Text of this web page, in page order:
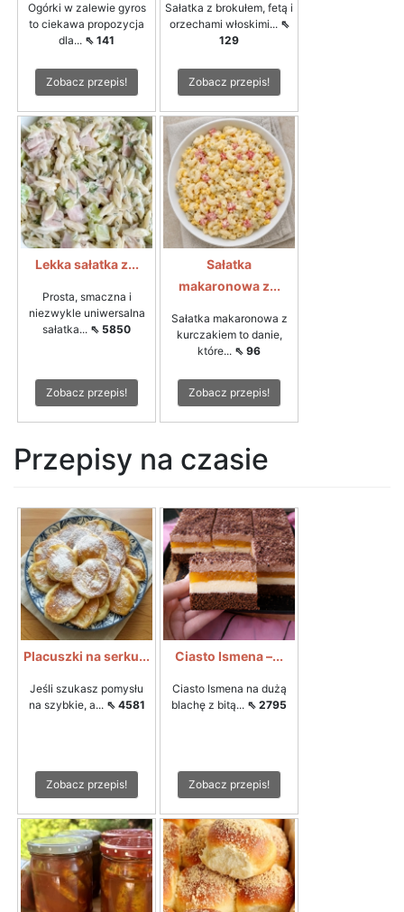
Ogórki w zalewie gyros
to ciekawa propozycja
dla... ⇖ 141
Zobacz przepis!
Sałatka z brokułem, fetą i
orzechami włoskimi... ⇖
129
Zobacz przepis!
Lekka sałatka z...
Prosta, smaczna i
niezwykle uniwersalna
sałatka... ⇖ 5850
Zobacz przepis!
Sałatka
makaronowa z...
Sałatka makaronowa z
kurczakiem to danie,
które... ⇖ 96
Zobacz przepis!
Przepisy na czasie
Placuszki na serku...
Jeśli szukasz pomysłu
na szybkie, a... ⇖ 4581
Zobacz przepis!
Ciasto Ismena –...
Ciasto Ismena na dużą
blachę z bitą... ⇖ 2795
Zobacz przepis!